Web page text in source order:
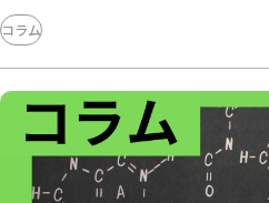
ネイチャーポジティ
国際動向
廃棄物処理
法律
リスク管理
タグから選ぶ
DOWAの取組 リサイクル
海外ごみ事情
廃棄物処
藤田観光からのおすすめ
PCB 環境コンサル
エコぺディア
コラム